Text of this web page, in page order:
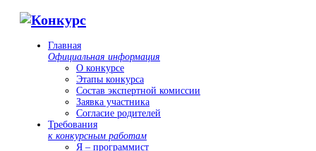
Главная
Официальная информация
О конкурсе
Этапы конкурса
Состав экспертной комиссии
Заявка участника
Согласие родителей
Требования
к конкурсным работам
Я – программист